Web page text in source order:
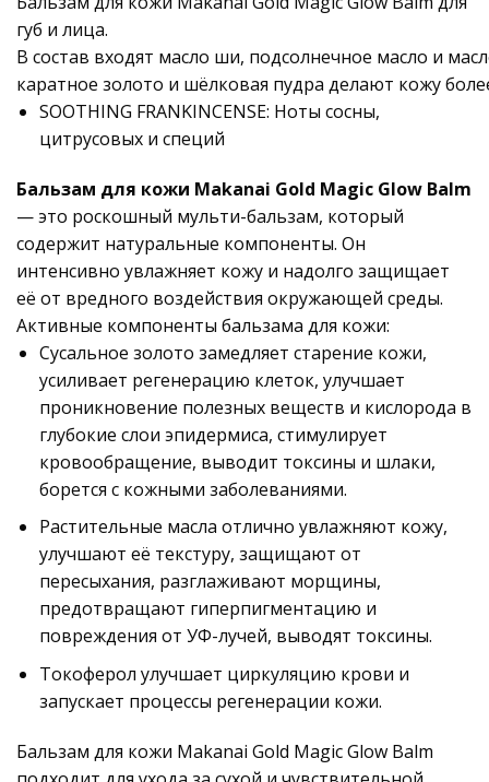
губ и лица.
В состав входят масло ши, подсолнечное масло и
каратное золото и шёлковая пудра делают кожу
SOOTHING FRANKINCENSE: Ноты сосны,
цитрусовых и специй
Бальзам для кожи Makanai Gold Magic Glow Balm
— это роскошный мульти-бальзам, который
содержит натуральные компоненты. Он
интенсивно увлажняет кожу и надолго защищает
её от вредного воздействия окружающей среды.
Активные компоненты бальзама для кожи:
Сусальное золото замедляет старение кожи,
усиливает регенерацию клеток, улучшает
проникновение полезных веществ и кислорода в
глубокие слои эпидермиса, стимулирует
кровообращение, выводит токсины и шлаки,
борется с кожными заболеваниями.
Растительные масла отлично увлажняют кожу,
улучшают её текстуру, защищают от
пересыхания, разглаживают морщины,
предотвращают гиперпигментацию и
повреждения от УФ-лучей, выводят токсины.
Токоферол улучшает циркуляцию крови и
запускает процессы регенерации кожи.
Бальзам для кожи Makanai Gold Magic Glow Balm